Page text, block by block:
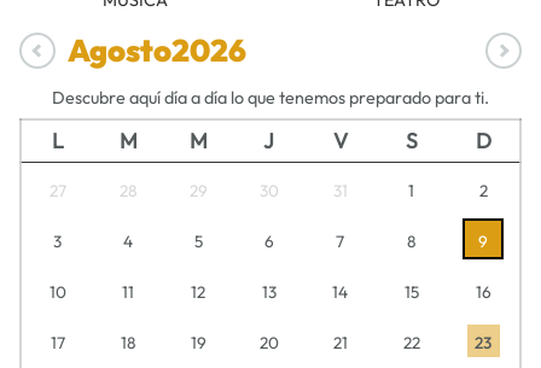
Agosto2026
Descubre aquí día a día lo que tenemos preparado para ti.
L M M J V S D
27 28 29 30 31 1 2
3 4 5 6 7 8 9
10 11 12 13 14 15 16
17 18 19 20 21 22 23